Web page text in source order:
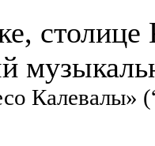
Калевалы»